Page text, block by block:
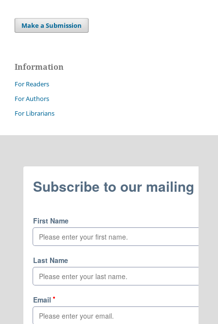
Make a Submission
Information
For Readers
For Authors
For Librarians